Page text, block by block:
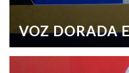
VOZ DORADA